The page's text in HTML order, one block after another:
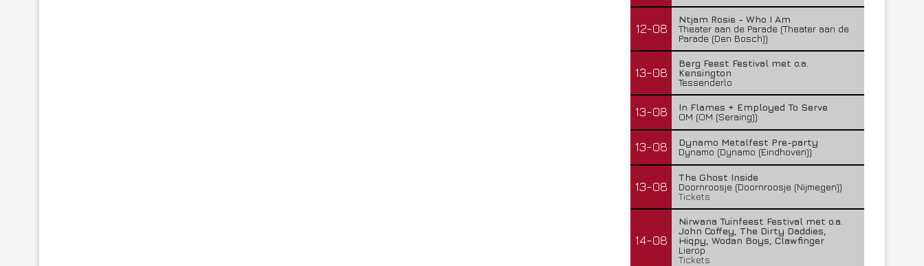
12-08
Ntjam Rosie - Who I Am
Theater aan de Parade (Theater aan de
Parade (Den Bosch))
13-08
Berg Feest Festival met o.a.
Kensington
Tessenderlo
13-08
In Flames + Employed To Serve
OM (OM (Seraing))
13-08
Dynamo Metalfest Pre-party
Dynamo (Dynamo (Eindhoven))
13-08
The Ghost Inside
Doornroosje (Doornroosje (Nijmegen))
Tickets
14-08
Nirwana Tuinfeest Festival met o.a.
John Coffey, The Dirty Daddies,
Hiqpy, Wodan Boys, Clawfinger
Lierop
Tickets